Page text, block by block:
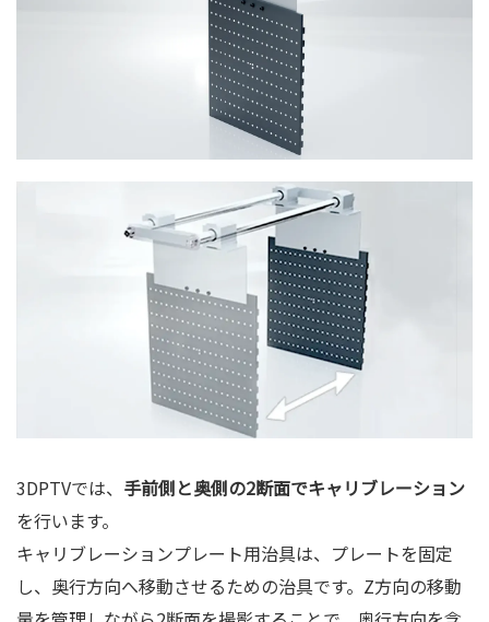
3DPTVでは、 手前側と奥側の2断面でキャリブレーション
を行います。
キャリブレーションプレート用治具は、プレートを固定
し、奥行方向へ移動させるための治具です。Z方向の移動